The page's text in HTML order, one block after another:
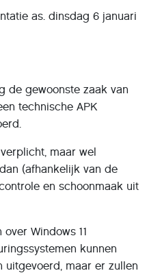
as. dinsdag 6 januari
de gewoonste zaak van
technische APK
maar wel
(afhankelijk van de
en schoonmaak uit
Windows 11
kunnen
maar er zullen